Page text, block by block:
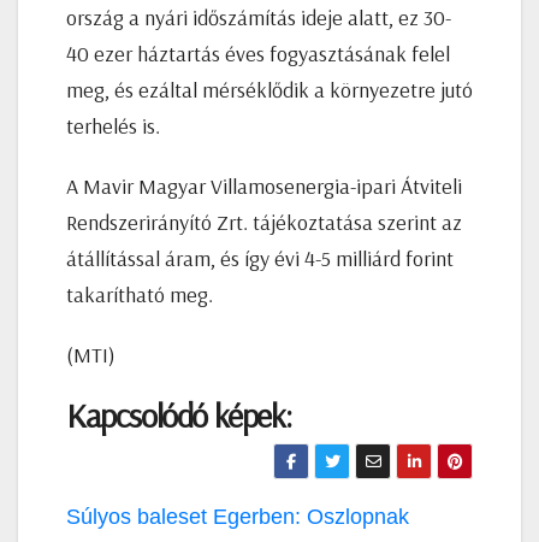
ország a nyári időszámítás ideje alatt, ez 30-
40 ezer háztartás éves fogyasztásának felel
meg, és ezáltal mérséklődik a környezetre jutó
terhelés is.
A Mavir Magyar Villamosenergia-ipari Átviteli
Rendszerirányító Zrt. tájékoztatása szerint az
átállítással áram, és így évi 4-5 milliárd forint
takarítható meg.
(MTI)
Kapcsolódó képek:
Bejegyzés
Súlyos baleset Egerben: Oszlopnak